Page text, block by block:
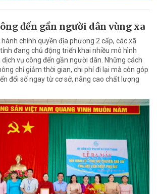
đến gần người dân vùng xa
chính quyền địa phương 2 cấp, các xã
đang chủ động triển khai nhiều mô hình
vụ công đến gần người dân. Những cách
chỉ giảm thời gian, chi phí đi lại mà còn góp
đổi số ngay từ cơ sở, nâng cao chất lượng